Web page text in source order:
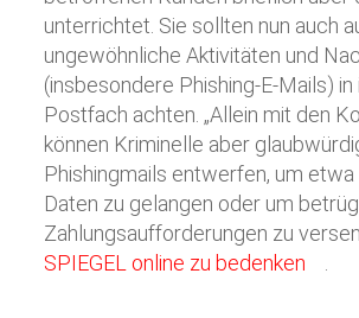
unterrichtet. Sie sollten nun auch
ungewöhnliche Aktivitäten und
(insbesondere Phishing-E-Mails) in
Postfach achten. „Allein mit den
können Kriminelle aber
Phishingmails entwerfen, um
Daten zu gelangen oder um
Zahlungsaufforderungen zu
SPIEGEL online zu bedenken